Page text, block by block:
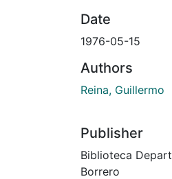
Date
1976-05-15
Authors
Reina, Guillermo
Publisher
Biblioteca
Borrero